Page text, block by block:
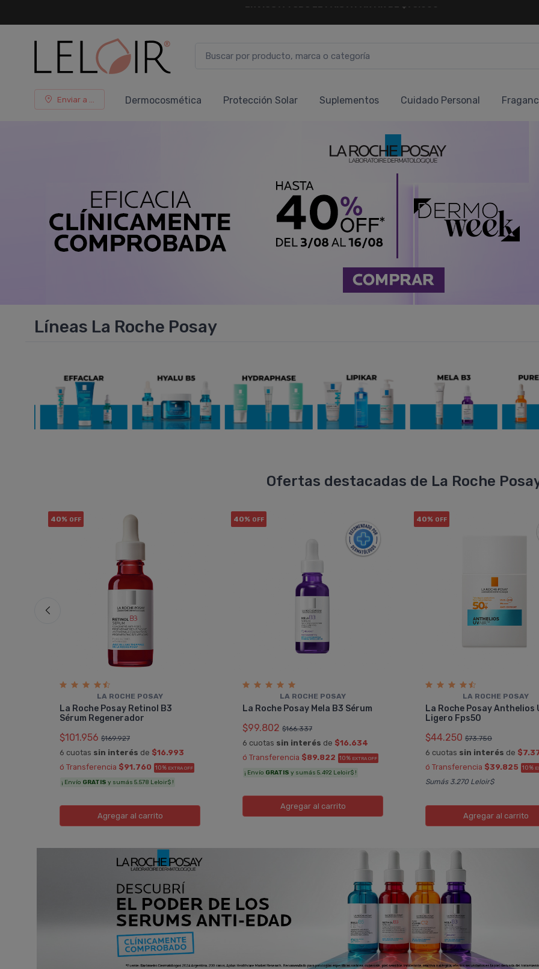
Enviar a ... Dermocosmética Protección Solar Suplementos Cuidado Personal
Líneas La Roche Posay
Ofertas destacadas de La Roche
40% OFF
LA ROCHE POSAY
La Roche Posay Retinol B3
Sérum Regenerador
$101.956 $169.927
6 cuotas sin interés de $16.993
ó Transferencia $91.760 10% EXTRA OFF
¡ Envío GRATIS y sumás 5.578 Leloir$ !
Agregaral carrito
40% OFF
LA ROCHE POSAY
La Roche Posay Mela B3 Sérum
$99.802 $166.337
6 cuotas sin interés de $16.634
ó Transferencia $89.822 10% EXTRA OFF
¡ Envío GRATIS y sumás 5.492 Leloir$ !
Agregaral carrito
40% OFF
LA ROCHE POSAY
La Roche Posay Anthelios
Ligero Fps50
$44.250 $73.750
6 cuotas sin interés de
ó Transferencia $39.825 10%
Sumás 3.270 Leloir$
Agregaral carrito